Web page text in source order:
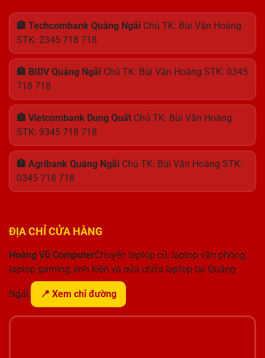
🏦 Techcombank Quảng Ngãi Chủ TK: Bùi Văn Hoàng
STK: 2345 718 718
🏦 BIDV Quảng Ngãi Chủ TK: Bùi Văn Hoàng STK: 0345
718 718
🏦 Vietcombank Dung Quất Chủ TK: Bùi Văn Hoàng
STK: 9345 718 718
🏦 Agribank Quảng Ngãi Chủ TK: Bùi Văn Hoàng STK:
0345 718 718
ĐỊA CHỈ CỬA HÀNG
Hoàng Vũ ComputerChuyên laptop cũ, laptop văn phòng,
laptop gaming, linh kiện và sửa chữa laptop tại Quảng
Ngãi. 📍 Xem chỉ đường